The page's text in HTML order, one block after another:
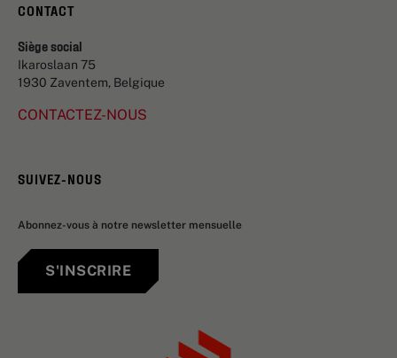
CONTACT
Siège social
Ikaroslaan 75
1930 Zaventem, Belgique
CONTACTEZ-NOUS
SUIVEZ-NOUS
Abonnez-vous à notre newsletter mensuelle
S'INSCRIRE